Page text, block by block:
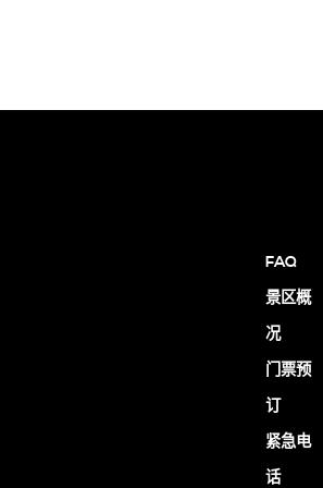
FAQ
景区概
况
门票预
订
紧急电
话